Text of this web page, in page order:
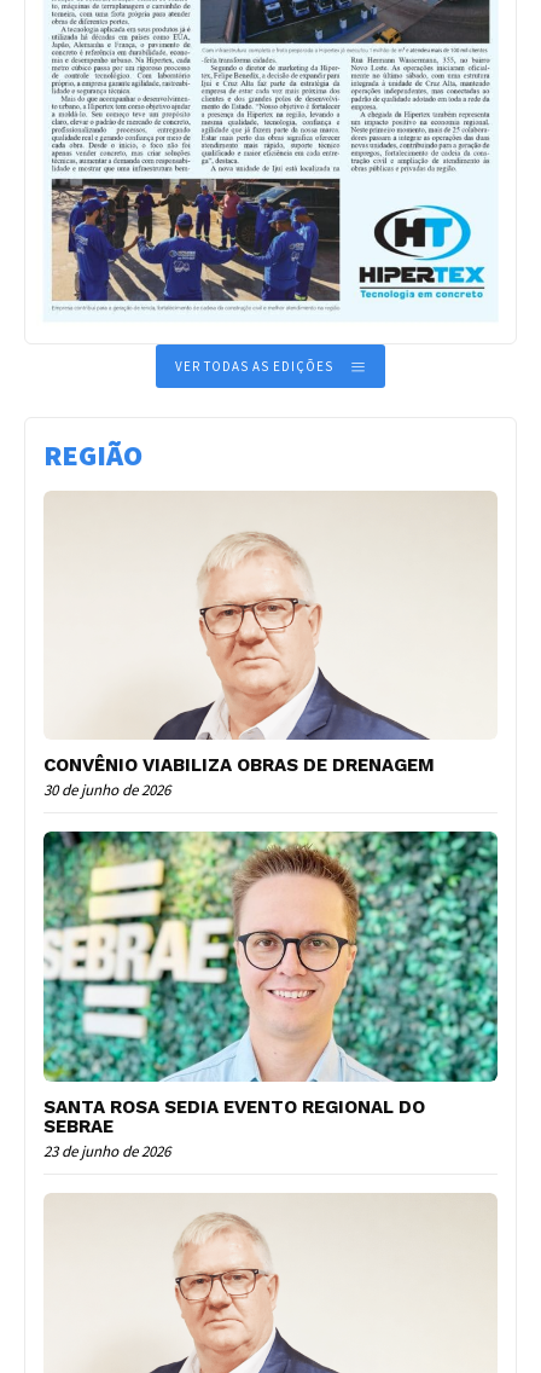
VER TODAS AS EDIÇÕES
REGIÃO
CONVÊNIO VIABILIZA OBRAS DE DRENAGEM
30 de junho de 2026
SANTA ROSA SEDIA EVENTO REGIONAL DO
SEBRAE
23 de junho de 2026